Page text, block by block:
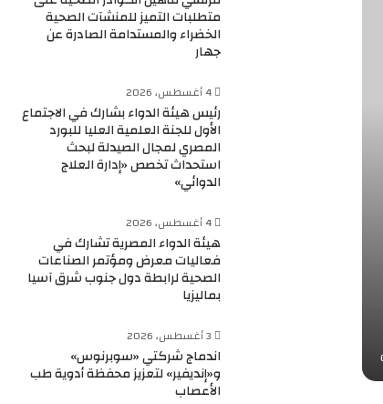
متطلبات التميز للمنشآت الصحية
الخضراء والمستدامة الصادرة عن
جهار
4 أغسطس، 2026
رئيس هيئة الدواء بشارك في الاجتماع
الأول للجنة العلمية العليا للبورد
المصري لمجال الصيدلة لبحث
استحداث تخصص «إدارة العلاج
الدوائي»
4 أغسطس، 2026
هيئة الدواء المصرية تشارك في
فعاليات معرض ومؤتمر الصناعات
الصحية لرابطة دول جنوب شرق آسيا
بماليزيا
3 أغسطس، 2026
اندماج شركتي «سوبرنوس»
و«إنديفير» لتعزيز محفظة أدوية طب
الأعصاب